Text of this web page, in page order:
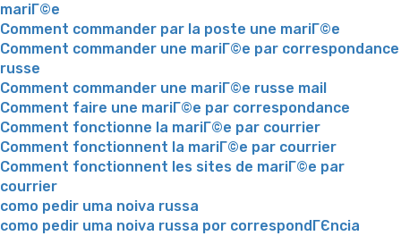
mariГ©e
Comment commander par la poste une mariГ©e
Comment commander une mariГ©e par correspondance
russe
Comment commander une mariГ©e russe mail
Comment faire une mariГ©e par correspondance
Comment fonctionne la mariГ©e par courrier
Comment fonctionnent la mariГ©e par courrier
Comment fonctionnent les sites de mariГ©e par
courrier
como pedir uma noiva russa
como pedir uma noiva russa por correspondГЄncia